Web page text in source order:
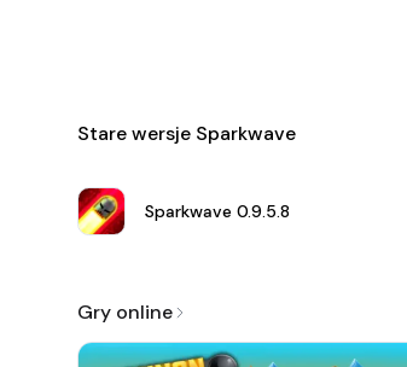
Stare wersje Sparkwave
Sparkwave 0.9.5.8
Gry online